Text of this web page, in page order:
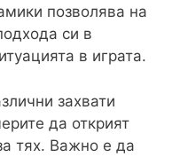
позволява на
си в
в играта.
захвати
да открият
тях. Важно е да